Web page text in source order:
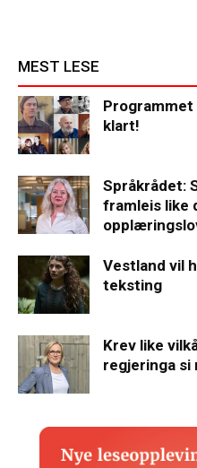
MEST LESE
klart!
Språkrådet:
framleis like
Vestland vil
teksting
Krev like
regjeringa si